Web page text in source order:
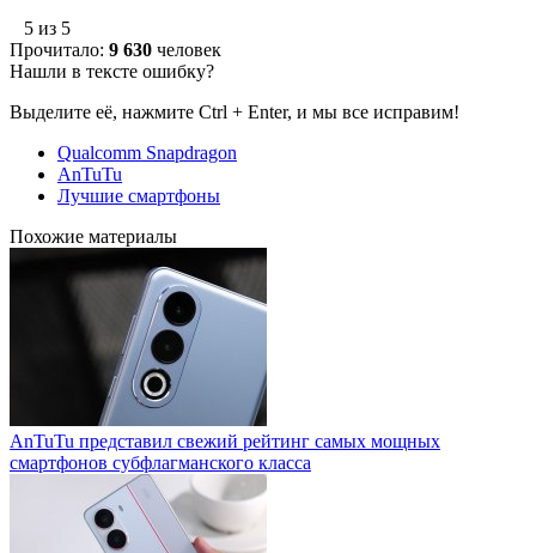
5 из 5
Прочитало: 9 630 человек
Нашли в тексте ошибку?
Выделите её, нажмите Ctrl + Enter, и мы все исправим!
Qualcomm Snapdragon
AnTuTu
Лучшие смартфоны
Похожие материалы
AnTuTu представил свежий рейтинг самых мощных
смартфонов субфлагманского класса